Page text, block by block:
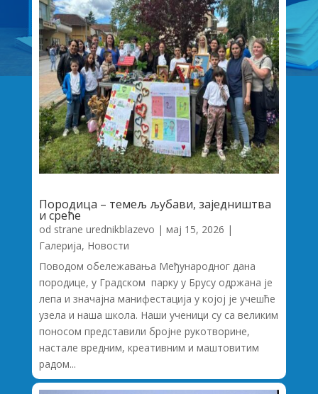
Породица – темељ љубави, заједништва
и среће
od strane urednikblazevo | мај 15, 2026 |
Галерија, Новости
Поводом обележавања Међународног дана
породице, у Градском парку у Брусу одржана је
лепа и значајна манифестација у којој је учешће
узела и наша школа. Наши ученици су са великим
поносом представили бројне рукотворине,
настале вредним, креативним и маштовитим
радом...